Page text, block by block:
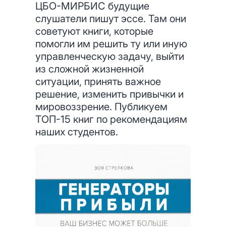
ЦБО-МИРБИС будущие
слушатели пишут эссе. Там они
советуют книги, которые
помогли им решить ту или иную
управленческую задачу, выйти
из сложной жизненной
ситуации, принять важное
решение, изменить привычки и
мировоззрение. Публикуем
ТОП-15 книг по рекомендациям
наших студентов.